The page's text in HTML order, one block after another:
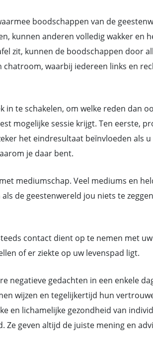
boodschappen van de
kunnen anderen volledig wakker en
zit, kunnen de boodschappen door
chatroom, waarbij iedereen links en
te schakelen, om welke reden dan
mogelijke sessie krijgt. Ten eerste,
het eindresultaat beïnvloeden als
je daar bent.
mediumschap. Veel mediums en
de geestenwereld jou niets te
contact dient op te nemen met
of er ziekte op uw levenspad ligt.
gedachten in een enkele
wijzen en tegelijkertijd hun
en lichamelijke gezondheid van
geven altijd de juiste mening en